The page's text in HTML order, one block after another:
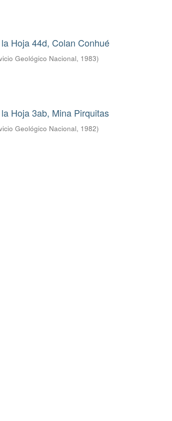
Hoja 44d, Colan Conhué
Geológico Nacional, 1983)
Hoja 3ab, Mina Pirquitas
Geológico Nacional, 1982)